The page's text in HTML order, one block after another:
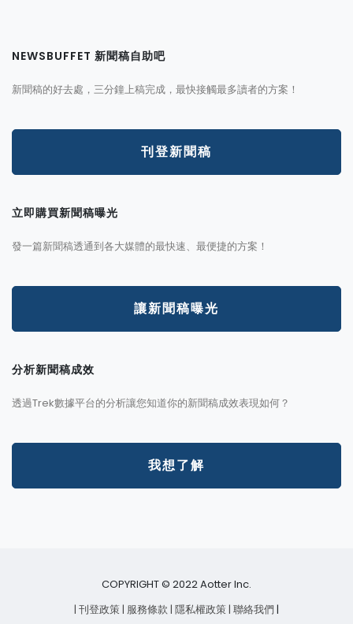
NEWSBUFFET 新聞稿自助吧
新聞稿的好去處，三分鐘上稿完成，最快接觸最多讀者的方案！
刊登新聞稿
立即購買新聞稿曝光
發一篇新聞稿透通到各大媒體的最快速、最便捷的方案！
讓新聞稿曝光
分析新聞稿成效
透過Trek數據平台的分析讓您知道你的新聞稿成效表現如何？
我想了解
COPYRIGHT © 2022 Aotter Inc.
| 刊登政策| 服務條款 | 隱私權政策| 聯絡我們 |